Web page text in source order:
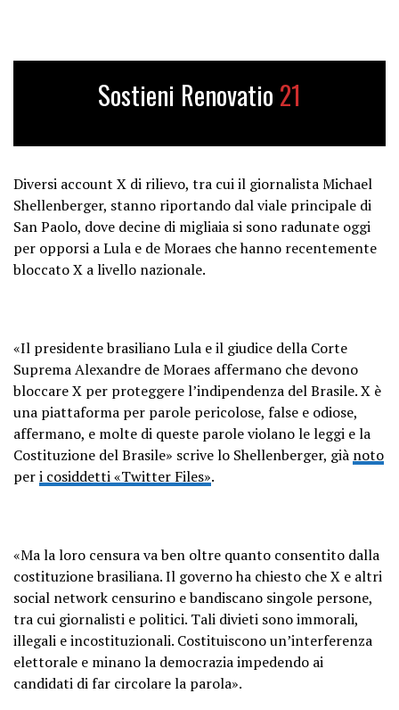
(@eduardomenoni)September 7,
Sostieni Renovatio 21
Diversi account X di rilievo, tra cui il giornalista Michael
Shellenberger, stanno riportando dal viale principale di
San Paolo, dove decine di migliaia si sono radunate oggi
per opporsi a Lula e de Moraes che hanno recentemente
bloccato X a livello nazionale.
«Il presidente brasiliano Lula e il giudice della Corte
Suprema Alexandre de Moraes affermano che devono
bloccare X per proteggere l’indipendenza del Brasile. X è
una piattaforma per parole pericolose, false e odiose,
affermano, e molte di queste parole violano le leggi e la
Costituzione del Brasile» scrive lo Shellenberger, già noto
peri cosiddetti «Twitter Files».
«Ma la loro censura va ben oltre quanto consentito dalla
costituzione brasiliana. Il governo ha chiesto che X e altri
social network censurino e bandiscano singole persone,
tra cui giornalisti e politici. Tali divieti sono immorali,
illegali e incostituzionali. Costituiscono un’interferenza
elettorale e minano la democrazia impedendo ai
candidati di far circolare la parola».